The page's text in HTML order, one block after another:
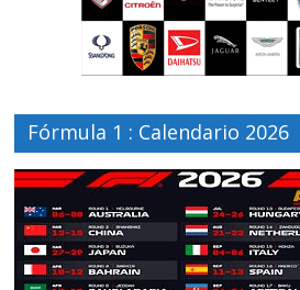
Fórmula 1 : Calendario 2026